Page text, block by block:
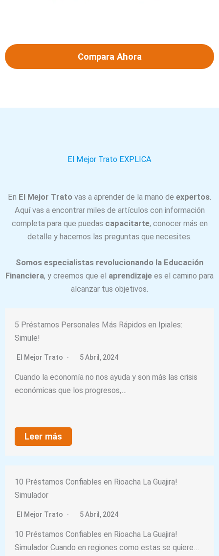
Compara Ahora
El Mejor Trato EXPLICA
En El Mejor Trato vas a aprender de la mano de expertos
Aquí vas a encontrar miles de artículos con información
completa para que puedas capacitarte, conocer más en
detalle y hacernos las preguntas que necesites.
Somos especialistas revolucionando la Educación
Financiera, y creemos que el aprendizaje es el camino para
alcanzar tus objetivos.
5 Préstamos Personales Más Rápidos en Ipiales:
Simule!
El Mejor Trato 5 Abril, 2024
Cuando la economía no nos ayuda y son más las crisis
económicas que los progresos,…
Leer más
10 Préstamos Confiables en Rioacha La Guajira!
Simulador
El Mejor Trato 5 Abril, 2024
10 Préstamos Confiables en Rioacha La Guajira!
Simulador Cuando en regiones como estas se quiere…